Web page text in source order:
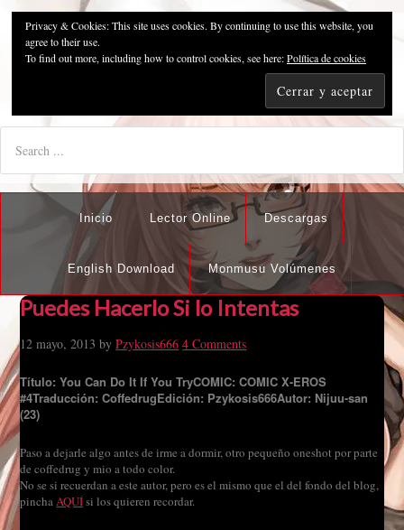
Pzykosis666HFansub
"I'm the best there is at what I do, but what I do best isn't very
Inicio Lector Online Descargas
English Download Monmusu Volúmenes
Puedes Hacerlo Si lo Intentas
12 mayo, 2013 byPzykosis666 4 Comments
Título: You Can Do It If You TryCOMIC: COMIC X-EROS
#4Traducción: CoffedrugEdición: Pzykosis666Autor: Nijuu-san
(23)
Paso a dejarle algo antes de irme a dormir, otro pequeño oneshot por parte
de coffedrug y mio a todo color.
No se si recuerdan a este autor, pero es el mismo que el del fondo del blog,
pinchaAQUÍsi los quieren recordar.
Privacy & Cookies: This site uses cookies. By continuing to use this website, you
agree to their use.
To find out more, including how to control cookies, see here:Política de cookies